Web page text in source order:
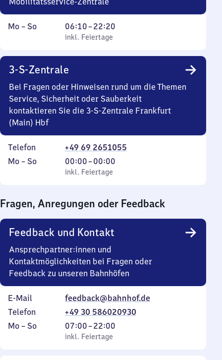
Montag
Mo – So,
inkl. Feiertage
06:10–22:20
Von
6
bis
22
Uhr
20
inkl. Feiertage
3-S-Zentrale
Bei Fragen oder Hinweisen rund um die Themen
Service, Sicherheit oder Sauberkeit
kontaktieren Sie die 3-S-Zentrale Frankfurt
(Main) Hbf
Telefon
+49 69 2651055
Montag
Mo – So,
inkl. Feiertage
00:00–00:00
Von
0
0
Uhr
inkl. Feiertage
Fragen, Anregungen oder Feedback
Feedback und Kontakt
Ansprechpartner:innen und
Kontaktmöglichkeiten bei Fragen oder
Feedback zu unseren Bahnhöfen
E-Mail
feedback@bahnhof.de
Telefon
+49 30 586020930
Montag
Mo – So,
inkl. Feiertage
07:00–22:00
Von
7
inkl. Feiertage